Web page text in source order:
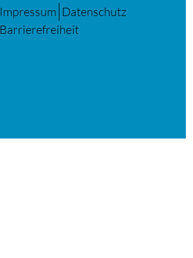
Impressum Datenschutz
Barrierefreiheit